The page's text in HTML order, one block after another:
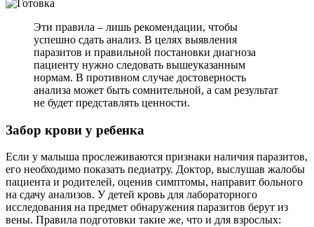
Эти правила – лишь рекомендации, чтобы
успешно сдать анализ. В целях выявления
паразитов и правильной постановки диагноза
пациенту нужно следовать вышеуказанным
нормам. В противном случае достоверность
анализа может быть сомнительной, а сам результат
не будет представлять ценности.
Забор крови у ребенка
Если у малыша прослеживаются признаки наличия паразитов,
его необходимо показать педиатру. Доктор, выслушав жалобы
пациента и родителей, оценив симптомы, направит больного
на сдачу анализов. У детей кровь для лабораторного
исследования на предмет обнаружения паразитов берут из
вены. Правила подготовки такие же, что и для взрослых: